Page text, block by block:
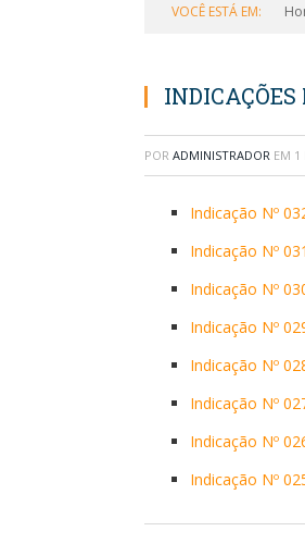
VOCÊ ESTÁ EM:
POR ADMINISTRADOR EM 1
Indicação Nº
Indicação Nº
Indicação Nº
Indicação Nº
Indicação Nº
Indicação Nº
Indicação Nº
Indicação Nº